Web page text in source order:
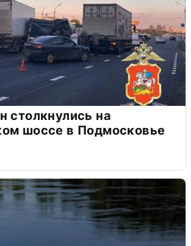
столкнулись на
шоссе в Подмосковье